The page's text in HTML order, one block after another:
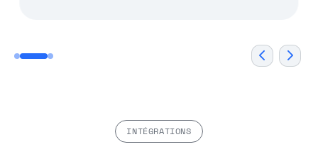
INTÉGRATIONS